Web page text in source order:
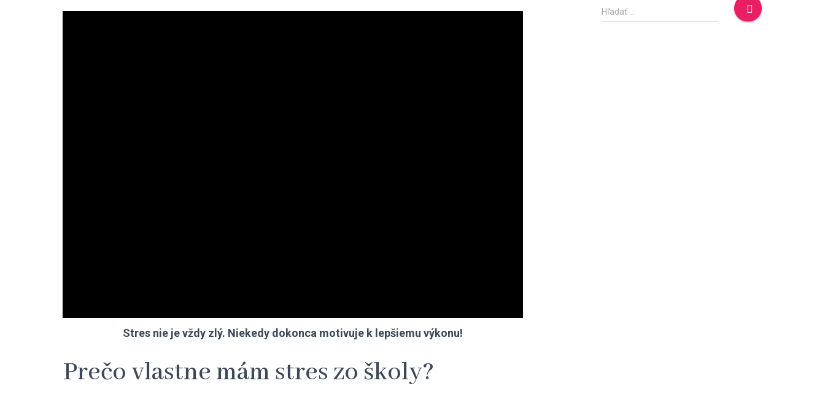
Stres nie je vždy zlý. Niekedy dokonca motivuje k lepšiemu výkonu!
Prečo vlastne mám stres zo školy?
H
ľ
Hľadať …